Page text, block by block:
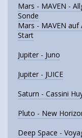
Mars - MAVEN -
Sonde
Mars - MAVEN auf
Start
Jupiter - Juno
Jupiter - JUICE
Saturn - Cassini
Pluto - New
Deep Space -